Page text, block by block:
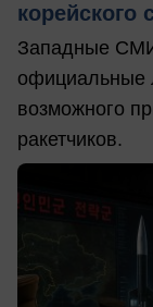
корейского
Западные
официальные
возможного
ракетчиков.